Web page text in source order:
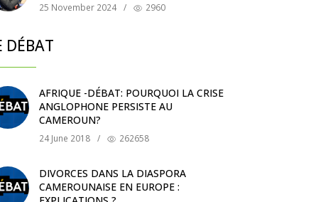
25 November 2024 / 2960
DÉBAT
AFRIQUE -DÉBAT: POURQUOI LA CRISE
ANGLOPHONE PERSISTE AU
CAMEROUN?
24 June 2018 / 262658
DIVORCES DANS LA DIASPORA
CAMEROUNAISE EN EUROPE :